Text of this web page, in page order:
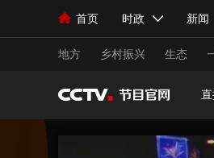
首页 时政 新闻
人民领袖习近平 联播+
直播 栏目大全
海外频道 iPanda English
地方 乡村振兴 生态